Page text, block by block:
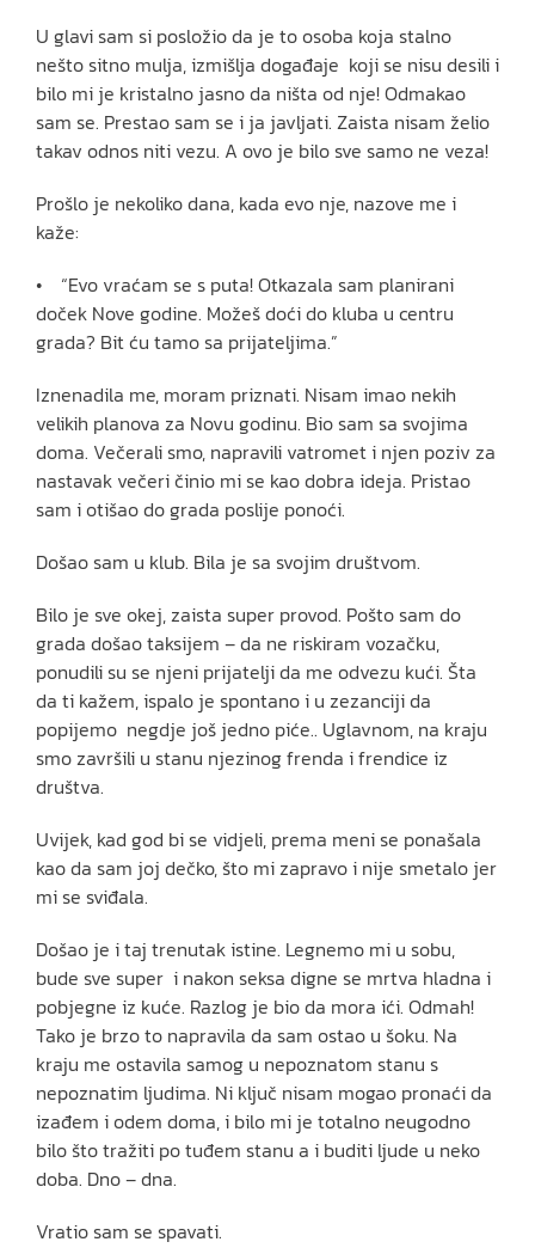
U glavi sam si posložio da je to osoba koja stalno
nešto sitno mulja, izmišlja događaje koji se nisu desili i
bilo mi je kristalno jasno da ništa od nje! Odmakao
sam se. Prestao sam se i ja javljati. Zaista nisam želio
takav odnos niti vezu. A ovo je bilo sve samo ne veza!
Prošlo je nekoliko dana, kada evo nje, nazove me i
kaže:
• “Evo vraćam se s puta! Otkazala sam planirani
doček Nove godine. Možeš doći do kluba u centru
grada? Bit ću tamo sa prijateljima.”
Iznenadila me, moram priznati. Nisam imao nekih
velikih planova za Novu godinu. Bio sam sa svojima
doma. Večerali smo, napravili vatromet i njen poziv za
nastavak večeri činio mi se kao dobra ideja. Pristao
sam i otišao do grada poslije ponoći.
Došao sam u klub. Bila je sa svojim društvom.
Bilo je sve okej, zaista super provod. Pošto sam do
grada došao taksijem – da ne riskiram vozačku,
ponudili su se njeni prijatelji da me odvezu kući. Šta
da ti kažem, ispalo je spontano i u zezanciji da
popijemo negdje još jedno piće.. Uglavnom, na kraju
smo završili u stanu njezinog frenda i frendice iz
društva.
Uvijek, kad god bi se vidjeli, prema meni se ponašala
kao da sam joj dečko, što mi zapravo i nije smetalo jer
mi se sviđala.
Došao je i taj trenutak istine. Legnemo mi u sobu,
bude sve super i nakon seksa digne se mrtva hladna i
pobjegne iz kuće. Razlog je bio da mora ići. Odmah!
Tako je brzo to napravila da sam ostao u šoku. Na
kraju me ostavila samog u nepoznatom stanu s
nepoznatim ljudima. Ni ključ nisam mogao pronaći da
izađem i odem doma, i bilo mi je totalno neugodno
bilo što tražiti po tuđem stanu a i buditi ljude u neko
doba. Dno – dna.
Vratio sam se spavati.